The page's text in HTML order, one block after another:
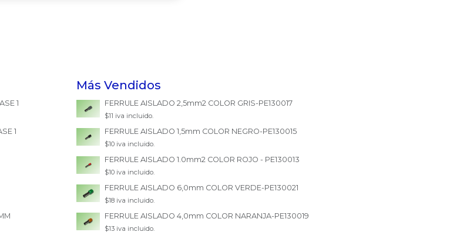
1
1
Más Vendidos
FERRULE AISLADO 2,5mm2 COLOR GRIS-PE130017
$11 iva incluido.
FERRULE AISLADO 1,5mm COLOR NEGRO-PE130015
$10 iva incluido.
FERRULE AISLADO 1.0mm2 COLOR ROJO - PE130013
$10 iva incluido.
FERRULE AISLADO 6,0mm COLOR VERDE-PE130021
$18 iva incluido.
FERRULE AISLADO 4,0mm COLOR NARANJA-PE130019
$13 iva incluido.